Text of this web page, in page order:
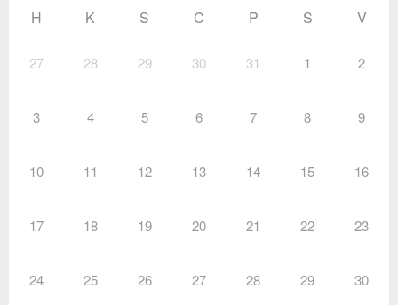
H K S C P S V
27 28 29 30 31 1 2
3 4 5 6 7 8 9
10 11 12 13 14 15 16
17 18 19 20 21 22 23
24 25 26 27 28 29 30